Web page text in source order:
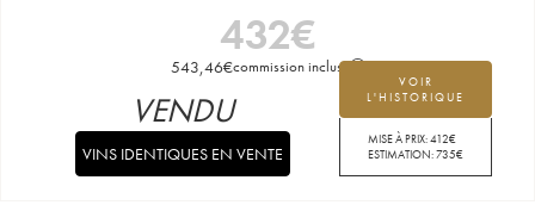
432€
543,46€commission incluse
VOIR
L'HISTORIQUE
MISE À PRIX:412€
ESTIMATION:735€
VENDU
VINS IDENTIQUES EN VENTE